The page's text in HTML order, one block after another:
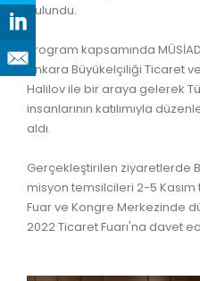
bulundu.
Program kapsamında
Ankara Büyükelçiliği Ticaret
Halilov ile bir araya gelerek
insanlarının katılımıyla
aldı.
Gerçekleştirilen ziyaretlerde
misyon temsilcileri 2-5 Kasım
Fuar ve Kongre Merkezinde
2022 Ticaret Fuarı'na davet